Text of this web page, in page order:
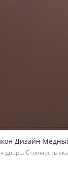
Дизайн
дверь. Стоимость